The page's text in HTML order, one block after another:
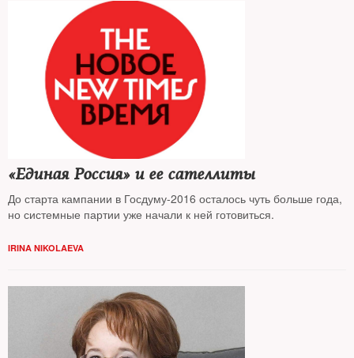
«Единая Россия» и ее сателлиты
До старта кампании в Госдуму-2016 осталось чуть больше года,
но системные партии уже начали к ней готовиться.
IRINA NIKOLAEVA